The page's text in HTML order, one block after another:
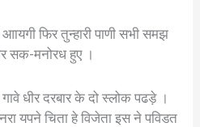
फिर तुन्हारी पाणी सभी समझ
सक-मनोरध हुए ।
धीर दरबार के दो स्लोक पढड़े ।
यपने चिता हे विजेता इस ने पविडत